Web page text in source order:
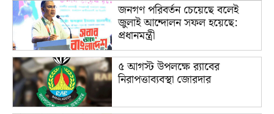
জনগণ পরিবর্তন চেয়েছে বলেই
জুলাই আন্দোলন সফল হয়েছে:
প্রধানমন্ত্রী
৫ আগস্ট উপলক্ষে র‌্যাবের
নিরাপত্তাব্যবস্থা জোরদার